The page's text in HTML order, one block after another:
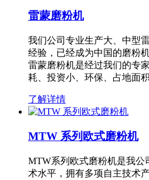
雷蒙磨粉机
我们公司专业生产大、中型
经验，已经成为中国的磨粉
雷蒙磨粉机是经过我们的专
耗、投资小、环保、占地面
了解详情
MTW 系列欧式磨粉机
MTW系列欧式磨粉机是我公
术水平，拥有多项自主技术